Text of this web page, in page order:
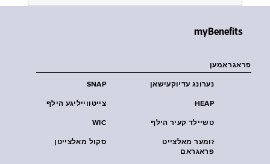
myBenefits
פראגראמען
SNAP נערונג עדיוקעישאן
צייטווייליגע הילף HEAP
WIC טשיילד קעיר הילף
סקול מאלצייטן
זומער מאלצייט
פראגראם